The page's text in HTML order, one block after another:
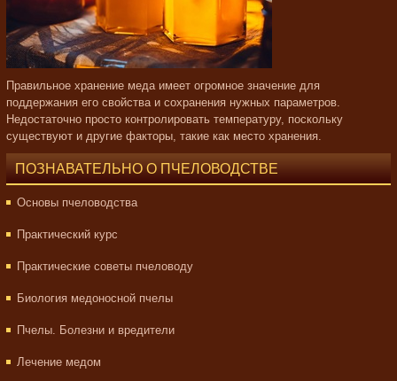
Правильное хранение меда имеет огромное значение для
поддержания его свойства и сохранения нужных параметров.
Недостаточно просто контролировать температуру, поскольку
существуют и другие факторы, такие как место хранения.
ПОЗНАВАТЕЛЬНО О ПЧЕЛОВОДСТВЕ
Основы пчеловодства
Практический курс
Практические советы пчеловоду
Биология медоносной пчелы
Пчелы. Болезни и вредители
Лечение медом